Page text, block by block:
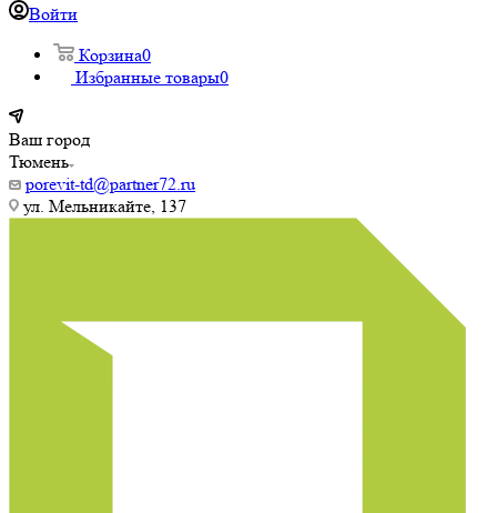
Войти
Корзина0
Избранные товары0
Ваш город
Тюмень
porevit-td@partner72.ru
ул. Мельникайте, 137